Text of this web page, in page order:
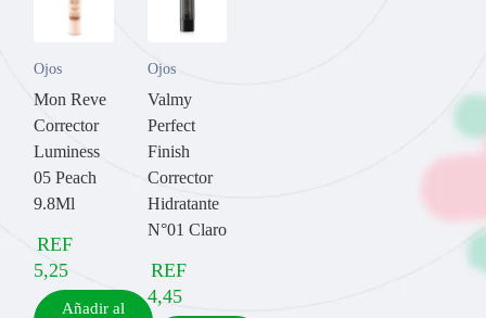
Ojos
Mon Reve
Corrector
Luminess
05 Peach
9.8Ml
REF
5,25
Añadir al
Ojos
Valmy
Perfect
Finish
Corrector
Hidratante
N°01 Claro
REF
4,45